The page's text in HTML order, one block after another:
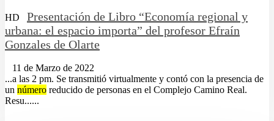
HD
Presentación de Libro “Economía regional y
urbana: el espacio importa” del profesor Efraín
Gonzales de Olarte
11 de Marzo de 2022
...a las 2 pm. Se transmitió virtualmente y contó con la presencia de
un número reducido de personas en el Complejo Camino Real.
Resu......